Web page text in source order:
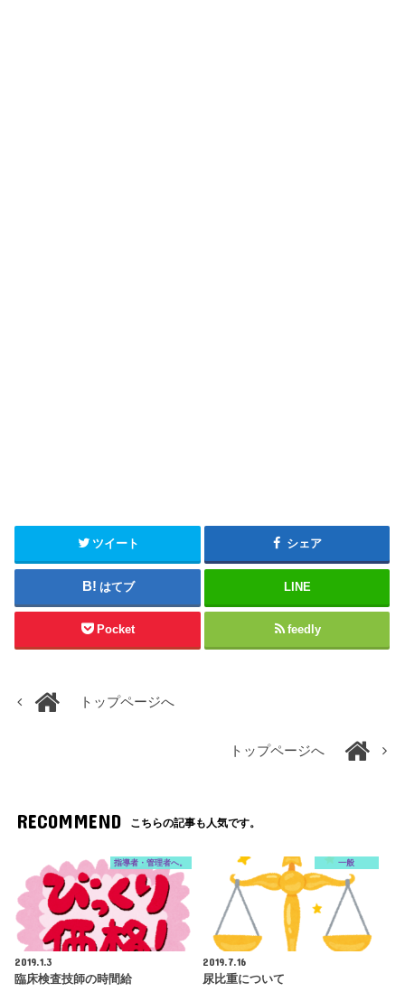
ツイート シェア
はてブ LINE
Pocket feedly
トップページへ
トップページへ
RECOMMEND こちらの記事も人気です。
指導者・管理者へ。
2019.1.3
臨床検査技師の時間給
一般
2019.7.16
尿比重について